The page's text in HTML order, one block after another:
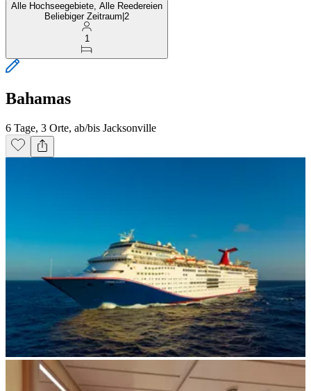
Alle Hochseegebiete, Alle Reedereien
Beliebiger Zeitraum 2
1
Bahamas
6 Tage, 3 Orte, ab/bis Jacksonville